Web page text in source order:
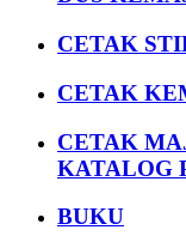
CETAK
CETAK
CETAK
KATALOG
BUKU